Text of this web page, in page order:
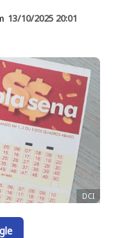
13/10/2025 20:01
DCI